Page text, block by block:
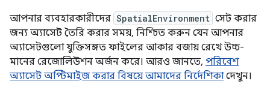
আপনার ব্যবহারকারীদের SpatialEnvironment সেট করার
জন্য অ্যাসেট তৈরি করার সময়, নিশ্চিত করুন যেন আপনার
অ্যাসেটগুলো যুক্তিসঙ্গত ফাইলের আকার বজায় রেখে উচ্চ-
মানের রেজোলিউশন অর্জন করে। আরও জানতে, পরিবেশ
অ্যাসেট অপ্টিমাইজ করার বিষয়ে আমাদের নির্দেশিকাদেখুন।